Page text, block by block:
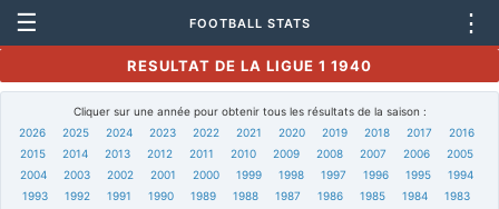
☰ FOOTBALL STATS ⋮
RESULTAT DE LA LIGUE 1 1940
Cliquer sur une année pour obtenir tous les résultats de la saison :
2026
2025 2024 2023 2022 2021 2020 2019 2018 2017
2016
2015
2014 2013 2012 2011 2010 2009 2008 2007 2006
2005
2004
2003 2002 2001 2000 1999 1998 1997 1996 1995
1994
1993
1992 1991 1990 1989 1988 1987 1986 1985 1984
1983